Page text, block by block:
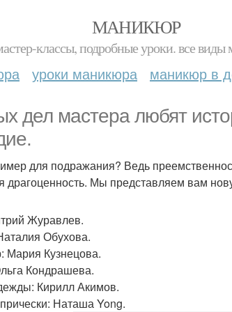
МАНИКЮР
классы, подробные уроки. все виды
уроки маникюра маникюр в
дел мастера любят
для подражания? Ведь
драгоценность. Мы представляем вам
Журавлев.
Обухова.
Мария Кузнецова.
Кондрашева.
Кирилл Акимов.
Наташа Yong.